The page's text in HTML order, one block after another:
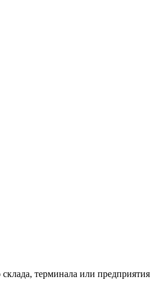
терминала или предприятия